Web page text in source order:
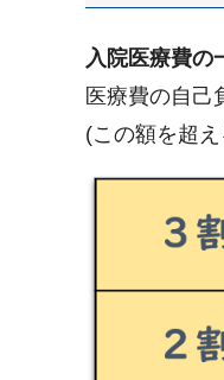
入院医療費の
医療費の自己
(この額を超